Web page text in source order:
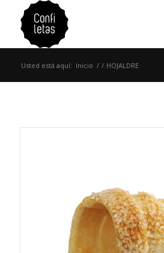
Usted está aquí: Inicio / / HOJALDRE